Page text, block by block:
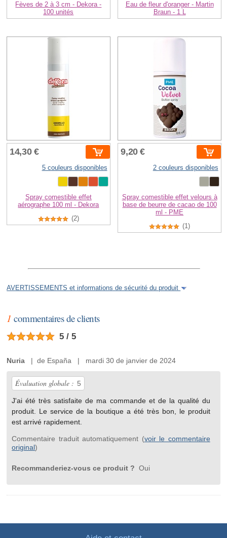
Fèves de 2 à 3 cm - Dekora -
100 unités
Eau de fleur d'oranger - Martin
Braun - 1 L
14,30 €
5 couleurs disponibles
Spray comestible effet
aérographe 100 ml - Dekora
(2)
9,20 €
2 couleurs disponibles
Spray comestible effet velours à
base de beurre de cacao de 100
ml - PME
(1)
AVERTISSEMENTS et informations de sécurité du produit
1 commentaires de clients
5 / 5
Nuria | de España | mardi 30 de janvier de 2024
Évaluation globale : 5
J'ai été très satisfaite de ma commande et de la qualité du
produit. Le service de la boutique a été très bon, le produit
est arrivé rapidement.
Commentaire traduit automatiquement (voir le commentaire
original)
Recommanderiez-vous ce produit ? Oui